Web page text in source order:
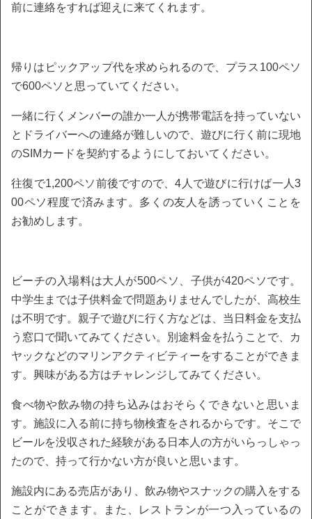
前に連絡をすれば迎えに来てくれます。
帰りはピックアップ代を求められるので、プラス100ペソ
で600ペソと思っていてください。
一緒に行くメンバーの誰か一人が携帯電話を持っていない
とドライバーへの連絡が難しいので、遊びに行く前に現地
のSIMカードを契約するようにしておいてください。
往復で1,200ペソ前後ですので、4人で遊びに行けば一人3
00ペソ程度で済みます。多くの友人を誘っていくことを
お勧めします。
ビーチの入場料は大人が500ペソ、子供が420ペソです。
中学生までは子供料金で問題ありませんでしたが、高校生
は不明です。親子で遊びに行く方などは、当日料金を支払
う窓口で聞いてみてください。別途料金を払うことで、カ
ヤックなどのマリンアクティビティーをすることができま
す。興味がある方はチャレンジしてみてください。
食べ物や飲み物の持ち込みはおそらくできないと思いま
す。施設に入る前に持ち物検査をされるからです。そこで
ビールを没収された経験がある日本人の方がいらっしゃっ
たので、持って行かない方が良いと思います。
施設内にある売店があり、飲み物やスナックの購入をする
ことができます。また、レストランが一つ入っているの